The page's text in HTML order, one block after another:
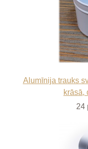
Alumīnija trauks
krāsā,
24